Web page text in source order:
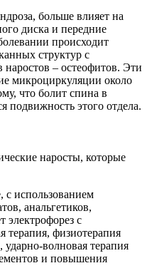
больше влияет на
диска и передние
происходит
структур с
– остеофитов. Эти
микроциркуляции около
что болит спина в
подвижность этого отдела.
наросты, которые
с использованием
анальгетиков,
электрофорез с
терапия, физиотерапия
ударно-волновая терапия
и повышения